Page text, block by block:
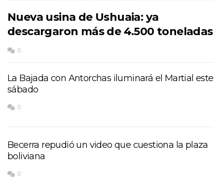
Nueva usina de Ushuaia: ya
descargaron más de 4.500 toneladas
0
La Bajada con Antorchas iluminará el Martial este
sábado
0
Becerra repudió un video que cuestiona la plaza
boliviana
0